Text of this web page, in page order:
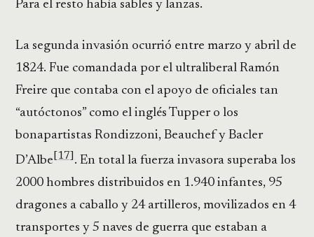
Para el resto había sables y lanzas.
La segunda invasión ocurrió entre marzo y abril de
1824. Fue comandada por el ultraliberal Ramón
Freire que contaba con el apoyo de oficiales tan
“autóctonos” como el inglés Tupper o los
bonapartistas Rondizzoni, Beauchef y Bacler
D’Albe [17] . En total la fuerza invasora superaba los
2000 hombres distribuidos en 1.940 infantes, 95
dragones a caballo y 24 artilleros, movilizados en 4
transportes y 5 naves de guerra que estaban a